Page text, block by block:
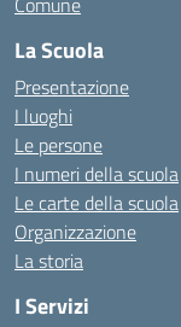
La Scuola
Presentazione
I luoghi
Le persone
I numeri della scuola
Le carte della scuola
Organizzazione
La storia
I Servizi